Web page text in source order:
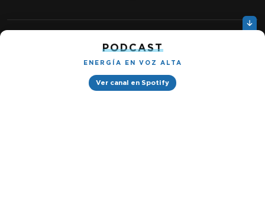
PODCAST
ENERGÍA EN VOZ ALTA
Ver canal en Spotify
Política de privacidad
Petróleo & Energía © 2026